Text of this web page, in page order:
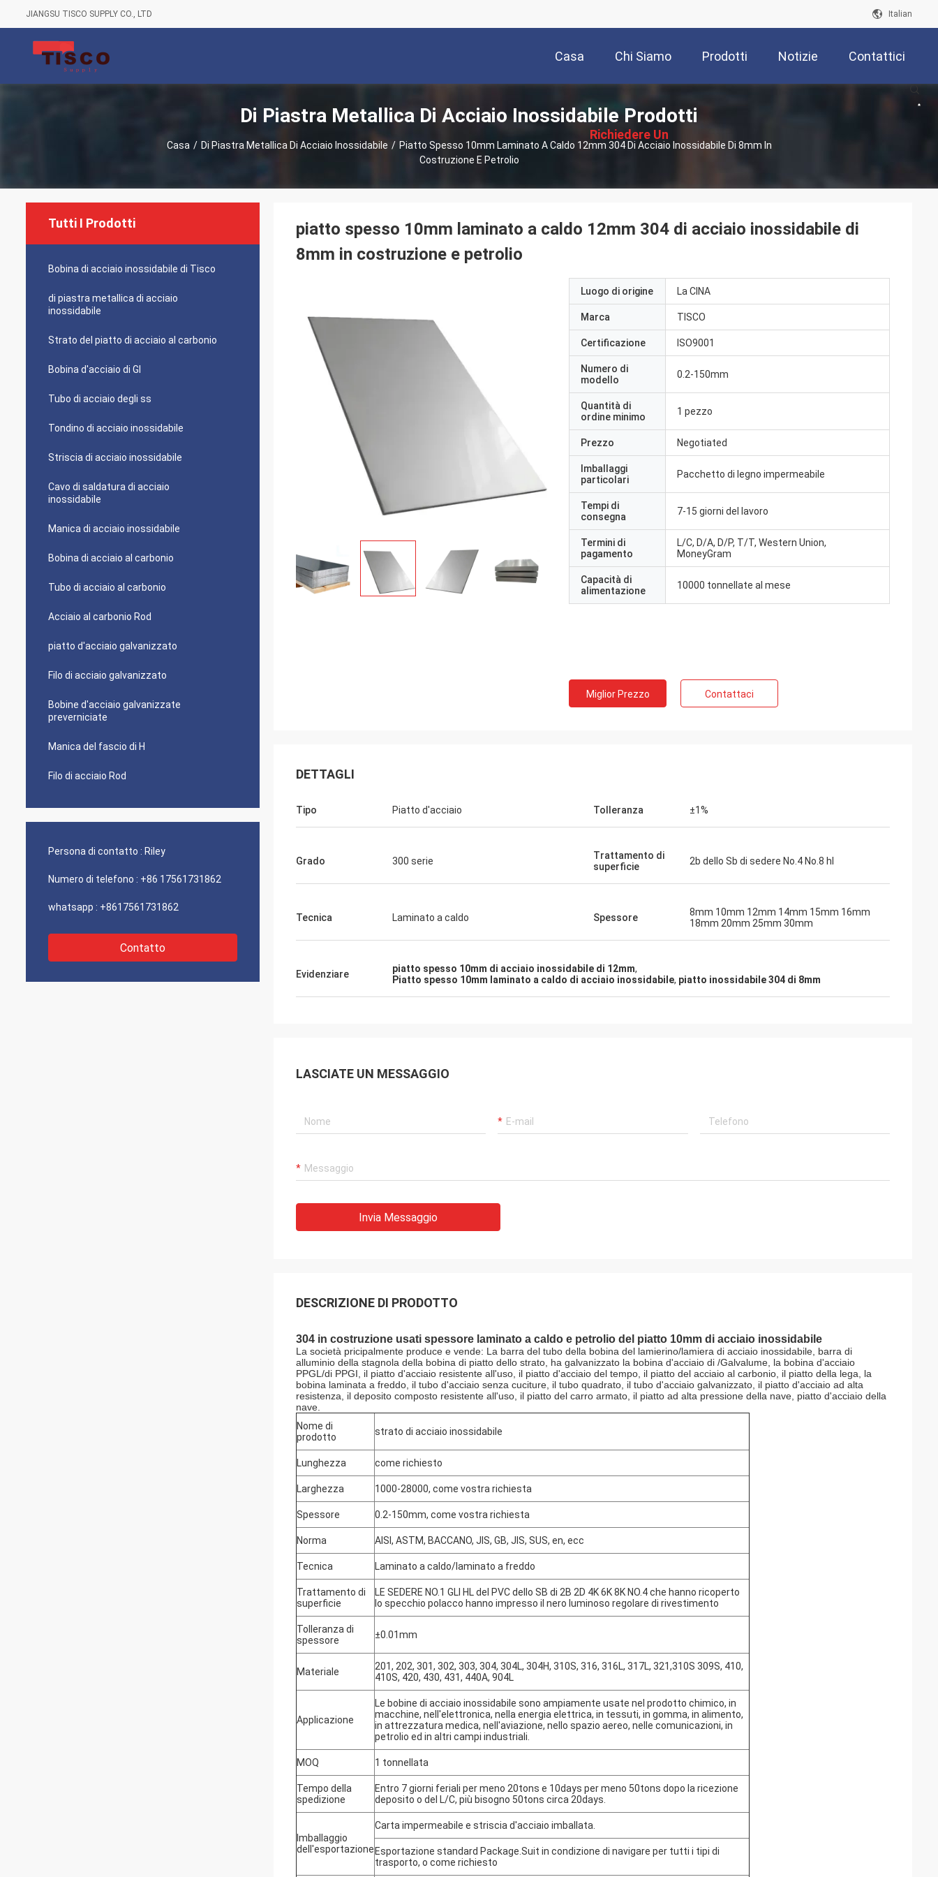
JIANGSU TISCO SUPPLY CO., LTD Italian
Casa Chi Siamo Prodotti Notizie Contattici
述
Richiedere Un
Preventivo
Di Piastra Metallica Di Acciaio Inossidabile Prodotti
Casa / Di Piastra Metallica Di Acciaio Inossidabile / Piatto Spesso 10mm Laminato A Caldo 12mm 304 Di Acciaio Inossidabile Di 8mm In
Costruzione E Petrolio
Tutti I Prodotti
Bobina di acciaio inossidabile di Tisco
di piastra metallica di acciaio
inossidabile
Strato del piatto di acciaio al carbonio
Bobina d'acciaio di GI
Tubo di acciaio degli ss
Tondino di acciaio inossidabile
Striscia di acciaio inossidabile
Cavo di saldatura di acciaio
inossidabile
Manica di acciaio inossidabile
Bobina di acciaio al carbonio
Tubo di acciaio al carbonio
Acciaio al carbonio Rod
piatto d'acciaio galvanizzato
Filo di acciaio galvanizzato
Bobine d'acciaio galvanizzate
preverniciate
Manica del fascio di H
Filo di acciaio Rod
Persona di contatto : Riley
Numero di telefono : +86 17561731862
whatsapp : +8617561731862
Contatto
piatto spesso 10mm laminato a caldo 12mm 304 di acciaio inossidabile di
8mm in costruzione e petrolio
Luogo di origine La CINA
Marca TISCO
Certificazione ISO9001
Numero di
modello
0.2-150mm
Quantità di
ordine minimo
1 pezzo
Prezzo Negotiated
Imballaggi
particolari
Pacchetto di legno impermeabile
Tempi di
consegna
7-15 giorni del lavoro
Termini di
pagamento
L/C, D/A, D/P, T/T, Western Union,
MoneyGram
Capacità di
alimentazione
10000 tonnellate al mese
Miglior Prezzo Contattaci
DETTAGLI
Tipo Piatto d'acciaio Tolleranza ±1%
Grado 300 serie
Trattamento di
superficie
2b dello Sb di sedere No.4 No.8 hl
Tecnica Laminato a caldo Spessore
8mm 10mm 12mm 14mm 15mm 16mm
18mm 20mm 25mm 30mm
Evidenziare piatto spesso 10mm di acciaio inossidabile di 12mm,
Piatto spesso 10mm laminato a caldo di acciaio inossidabile, piatto inossidabile 304 di 8mm
LASCIATE UN MESSAGGIO
Invia Messaggio
DESCRIZIONE DI PRODOTTO
304 in costruzione usati spessore laminato a caldo e petrolio del piatto 10mm di acciaio inossidabile
La società pricipalmente produce e vende: La barra del tubo della bobina del lamierino/lamiera di acciaio inossidabile, barra di
alluminio della stagnola della bobina di piatto dello strato, ha galvanizzato la bobina d'acciaio di /Galvalume, la bobina d'acciaio
PPGL/di PPGI, il piatto d'acciaio resistente all'uso, il piatto d'acciaio del tempo, il piatto del acciaio al carbonio, il piatto della lega, la
bobina laminata a freddo, il tubo d'acciaio senza cuciture, il tubo quadrato, il tubo d'acciaio galvanizzato, il piatto d'acciaio ad alta
resistenza, il deposito composto resistente all'uso, il piatto del carro armato, il piatto ad alta pressione della nave, piatto d'acciaio della
nave.
Nome di
prodotto
strato di acciaio inossidabile
Lunghezza come richiesto
Larghezza 1000-28000, come vostra richiesta
Spessore 0.2-150mm, come vostra richiesta
Norma AISI, ASTM, BACCANO, JIS, GB, JIS, SUS, en, ecc
Tecnica Laminato a caldo/laminato a freddo
Trattamento di
superficie
LE SEDERE NO.1 GLI HL del PVC dello SB di 2B 2D 4K 6K 8K NO.4 che hanno ricoperto
lo specchio polacco hanno impresso il nero luminoso regolare di rivestimento
Tolleranza di
spessore
±0.01mm
Materiale
201, 202, 301, 302, 303, 304, 304L, 304H, 310S, 316, 316L, 317L, 321,310S 309S, 410,
410S, 420, 430, 431, 440A, 904L
Applicazione
Le bobine di acciaio inossidabile sono ampiamente usate nel prodotto chimico, in
macchine, nell'elettronica, nella energia elettrica, in tessuti, in gomma, in alimento,
in attrezzatura medica, nell'aviazione, nello spazio aereo, nelle comunicazioni, in
petrolio ed in altri campi industriali.
MOQ 1 tonnellata
Tempo della
spedizione
Entro 7 giorni feriali per meno 20tons e 10days per meno 50tons dopo la ricezione
deposito o del L/C, più bisogno 50tons circa 20days.
Imballaggio
dell'esportazione
Carta impermeabile e striscia d'acciaio imballata.
Esportazione standard Package.Suit in condizione di navigare per tutti i tipi di
trasporto, o come richiesto